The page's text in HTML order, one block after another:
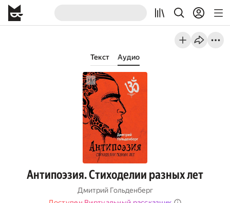
Текст Аудио
Антипоэзия. Стиходелии разных лет
Дмитрий Гольденберг